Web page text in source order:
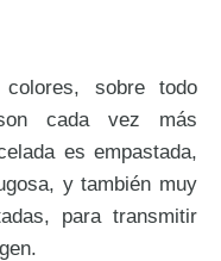
sobre todo
cada vez más
es empastada,
y también muy
para transmitir